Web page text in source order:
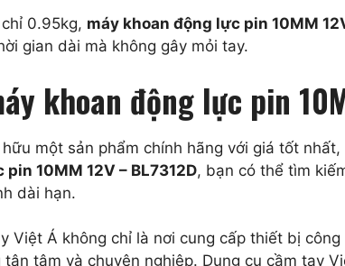
0.95kg, máy khoan động lực pin 10MM
gian dài mà không gây mỏi tay.
khoan động lực pin
một sản phẩm chính hãng với giá tốt
10MM 12V – BL7312D, bạn có thể tìm
dài hạn.
Việt Á không chỉ là nơi cung cấp thiết bị
tận tâm và chuyên nghiệp. Dụng cụ cầm tay